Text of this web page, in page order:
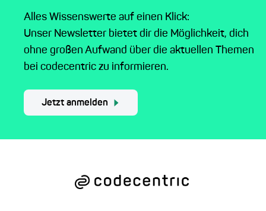
Alles Wissenswerte auf einen Klick:
Unser Newsletter bietet dir die Möglichkeit, dich
ohne großen Aufwand über die aktuellen Themen
bei codecentric zu informieren.
Jetzt anmelden